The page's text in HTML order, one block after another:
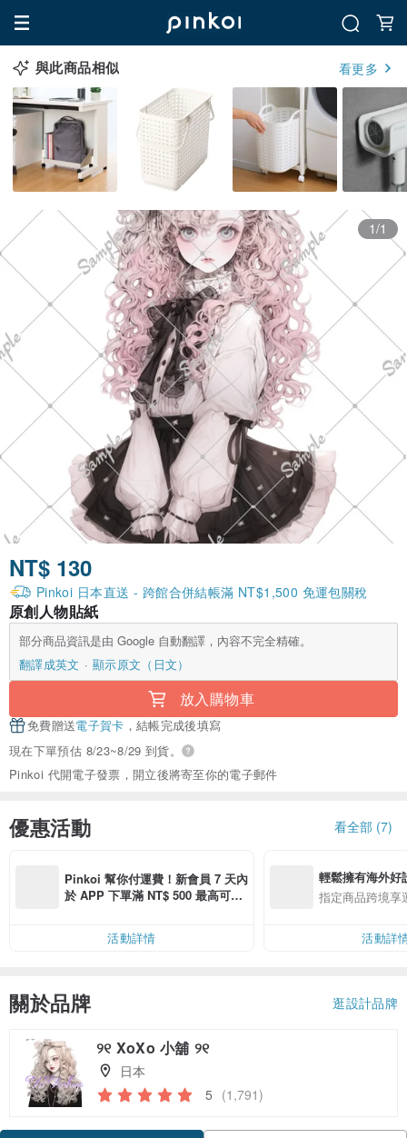
與此商品相似 看更多
1/1
NT$ 130
Pinkoi 日本直送 - 跨館合併結帳滿 NT$1,500 免運包關稅
原創人物貼紙
部分商品資訊是由 Google 自動翻譯，內容不完全精確。
翻譯成英文
顯示原文（日文）
放入購物車
免費贈送電子賀卡 ，結帳完成後填寫
現在下單預估 8/23~8/29 到貨。
Pinkoi 代開電子發票，開立後將寄至你的電子郵件
優惠活動 看全部 (7)
Pinkoi 幫你付運費！新會員 7 天內
於 APP 下單滿 NT$ 500 最高可折
活動詳情
輕鬆擁有海外好
指定商品跨境享
活動詳
關於品牌 逛設計品牌
୨୧ XoXo 小舖 ୨୧
日本
5 (1,791)